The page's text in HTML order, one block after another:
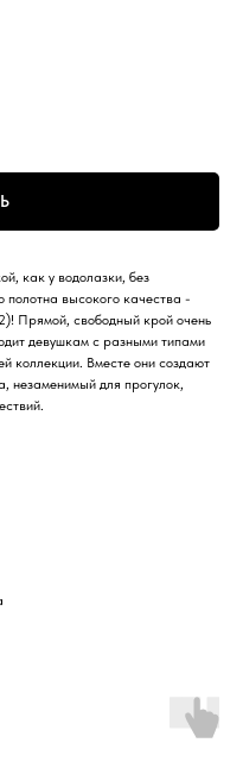
как у водолазки, без
высокого качества -
Прямой, свободный крой очень
девушкам с разными типами
коллекции. Вместе они создают
незаменимый для прогулок,